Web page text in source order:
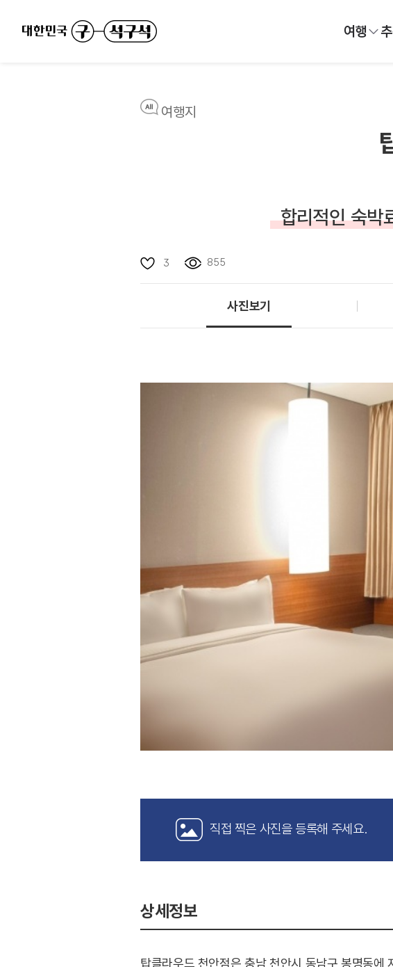
여행
여행지
합리적인 숙박
3 855
사진보기
직접 찍은 사진을 등록해 주세요.
상세정보
탑클라우드 천안점은 충남 천안시 동남구 봉명동